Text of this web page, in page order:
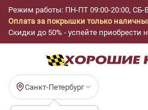
Режим работы: ПН-ПТ 09:00-20:00, СБ-
Оплата за покрышки только
Скидки до 50% - успейте приобрести
Санкт-Петербург